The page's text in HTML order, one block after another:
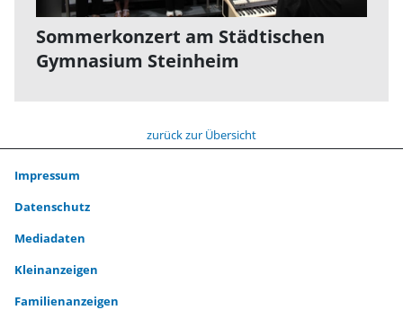
Sommerkonzert am Städtischen
Gymnasium Steinheim
zurück zur Übersicht
Impressum
Datenschutz
Mediadaten
Kleinanzeigen
Familienanzeigen